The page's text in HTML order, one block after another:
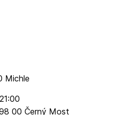
Michle
00 Černý Most